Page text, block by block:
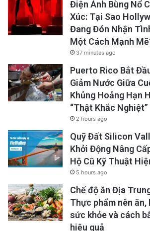
Điện Ảnh Bùng Nổ
Xúc: Tại Sao
Đang Đón Nhận
Một Cách Mạnh
37 minutes ago
Puerto Rico Bắt
Giảm Nước Giữa
Khủng Hoảng Hạn
“Thật Khắc Nghiệt”
2 hours ago
Quỹ Đất Silicon
Khởi Động Nâng
Hộ Cũ Kỹ Thuật
5 hours ago
Chế độ ăn Địa
Thực phẩm nên ăn,
sức khỏe và cách
hiệu quả